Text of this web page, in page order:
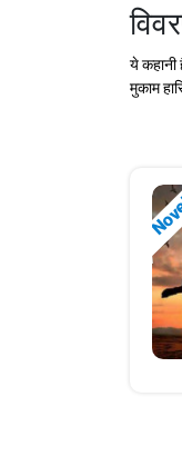
ये
मुकाम